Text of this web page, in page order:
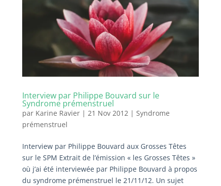
Interview par Philippe Bouvard sur le
Syndrome prémenstruel
par Karine Ravier| 21 Nov 2012 | Syndrome
prémenstruel
Interview par Philippe Bouvard aux Grosses Têtes
sur le SPM Extrait de l’émission « les Grosses Têtes »
où j’ai été interviewée par Philippe Bouvard à propos
du syndrome prémenstruel le 21/11/12. Un sujet